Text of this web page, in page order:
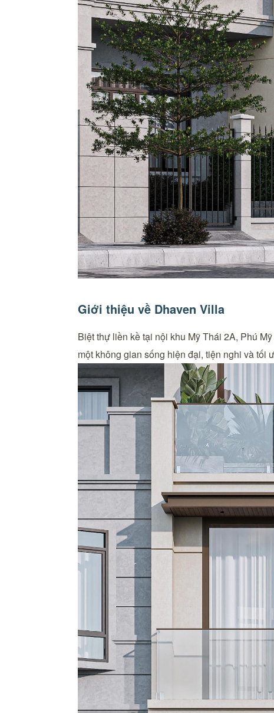
Giới thiệu về Dhaven Villa
Biệt thự liền kề tại nội khu Mỹ Thái 2A, Phú
một không gian sống hiện đại, tiện nghi và tối